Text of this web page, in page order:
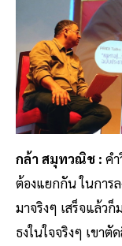
กล้า สมุทวณิช : ค
ต้องแยกกัน ในการ
มาจริงๆ เสร็จแล้ว
ธงในใจจริงๆ เขา